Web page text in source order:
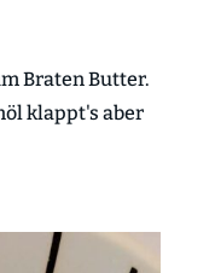
Braten Butter.
klappt's aber